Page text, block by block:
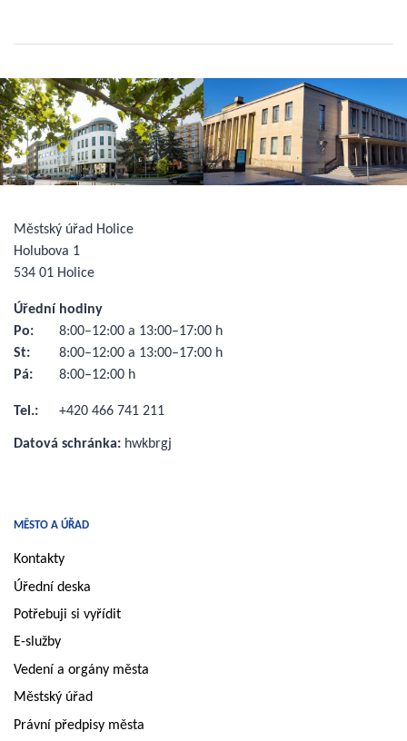
MĚSTO A ÚŘAD
Kontakty
Úřední deska
Potřebuji si vyřídit
E-služby
Vedení a orgány města
Městský úřad
Právní předpisy města
Městský úřad Holice
Holubova 1
534 01 Holice
Úřední hodiny
Po:
8:00–12:00 a 13:00–17:00 h
St:
8:00–12:00 a 13:00–17:00 h
Pá:
8:00–12:00 h
Tel.: +420 466 741 211
Datová schránka: hwkbrgj